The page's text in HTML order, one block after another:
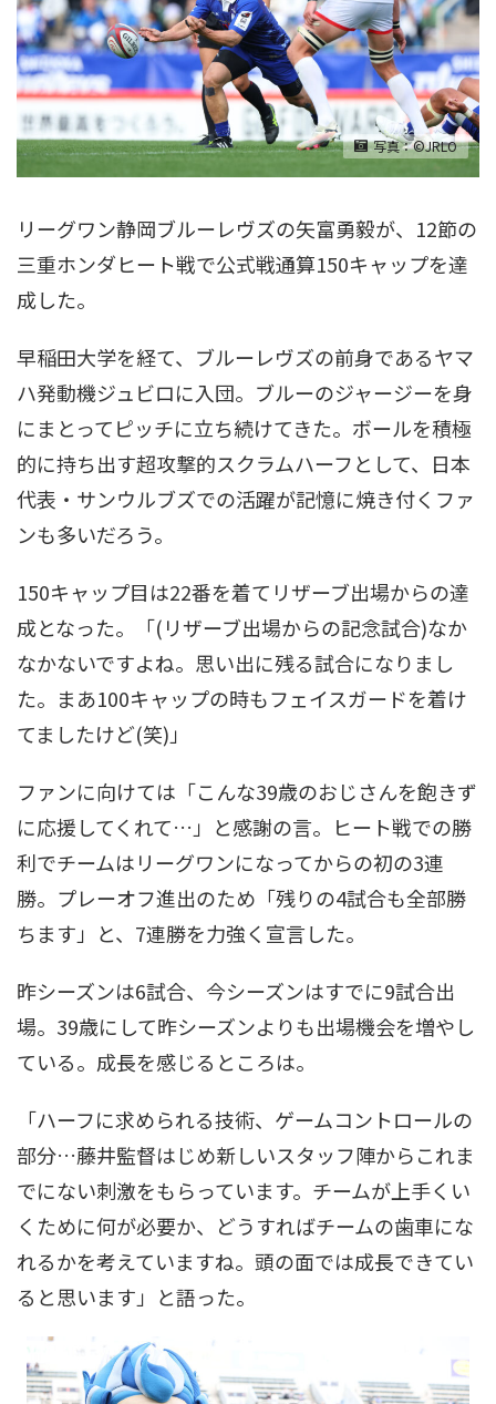
写真：©JRLO
リーグワン静岡ブルーレヴズの矢富勇毅が、12節の
三重ホンダヒート戦で公式戦通算150キャップを達
成した。
早稲田大学を経て、ブルーレヴズの前身であるヤマ
ハ発動機ジュビロに入団。ブルーのジャージーを身
にまとってピッチに立ち続けてきた。ボールを積極
的に持ち出す超攻撃的スクラムハーフとして、日本
代表・サンウルブズでの活躍が記憶に焼き付くファ
ンも多いだろう。
150キャップ目は22番を着てリザーブ出場からの達
成となった。「(リザーブ出場からの記念試合)なか
なかないですよね。思い出に残る試合になりまし
た。まあ100キャップの時もフェイスガードを着け
てましたけど(笑)」
ファンに向けては「こんな39歳のおじさんを飽きず
に応援してくれて…」と感謝の言。ヒート戦での勝
利でチームはリーグワンになってからの初の3連
勝。プレーオフ進出のため「残りの4試合も全部勝
ちます」と、7連勝を力強く宣言した。
昨シーズンは6試合、今シーズンはすでに9試合出
場。39歳にして昨シーズンよりも出場機会を増やし
ている。成長を感じるところは。
「ハーフに求められる技術、ゲームコントロールの
部分…藤井監督はじめ新しいスタッフ陣からこれま
でにない刺激をもらっています。チームが上手くい
くために何が必要か、どうすればチームの歯車にな
れるかを考えていますね。頭の面では成長できてい
ると思います」と語った。